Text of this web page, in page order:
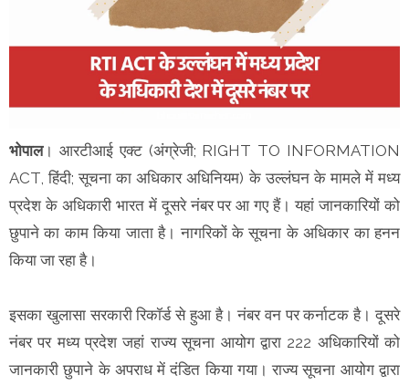
भोपाल। आरटीआई एक्ट (अंग्रेजी; RIGHT TO INFORMATION
ACT, हिंदी; सूचना का अधिकार अधिनियम) के उल्लंघन के मामले में मध्य
प्रदेश के अधिकारी भारत में दूसरे नंबर पर आ गए हैं। यहां जानकारियों को
छुपाने का काम किया जाता है। नागरिकों के सूचना के अधिकार का हनन
किया जा रहा है।
इसका खुलासा सरकारी रिकॉर्ड से हुआ है। नंबर वन पर कर्नाटक है। दूसरे
नंबर पर मध्य प्रदेश जहां राज्य सूचना आयोग द्वारा 222 अधिकारियों को
जानकारी छुपाने के अपराध में दंडित किया गया। राज्य सूचना आयोग द्वारा